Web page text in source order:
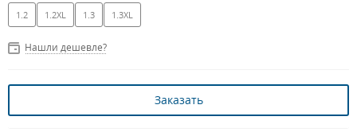
1.2
1.2XL 1.3 1.3XL
Нашли дешевле?
Заказать